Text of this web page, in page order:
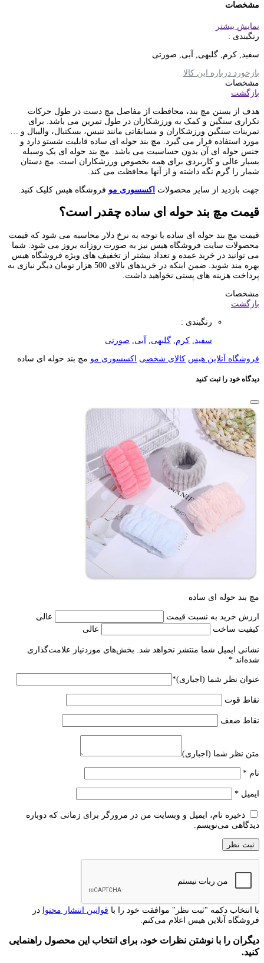
مشخصات
نمایش بیشتر
رنگبندی :
سفید, کرم, گلبهی, آبی, صورتی
بازخورد درباره این کالا
مشخصات
بازگشت
هدف از بستن مچ بند، محافظت از مفاصل مچ دست در طول حرکات
تکراری سنگین و کمک به ورزشکاران در طول تمرین می باشد. برای
تمرینات سنگین ورزشکاران و مسابقاتی مانند تنیس، بسکتبال، والیبال و …
مورد استفاده قرار می گیرد. مچ بند حوله ای ساده قابلیت شستو دارد و
جنس حوله ای آن بدون حساسیت می باشد. مچ بند حوله ای یک وسیله
بسیار عالی و کاربردی برای همه بخصوص ورزشکاران است. مچ دستان
شمار را گرم نگه داشته و از آنها محافظت می کند.
جهت بازدید از سایر محصولات اکسسوری مو فروشگاه هیس کلیک کنید.
قیمت مچ بند حوله ای ساده چقدر است؟
قیمت مچ بند حوله ای ساده با توجه به نرخ دلار محاسبه می شود که قیمت
محصولات سایت فروشگاه هیس نیز به صورت روزانه بروز می شود. شما
می توانید در خرید عمده و تعداد بیشتر از تخفیف های ویژه فروشگاه هیس
بهره مند شوید. ضمن اینکه در خریدهای بالای 500 هزار تومان دیگر نیازی به
پرداخت هزینه های پستی نخواهید داشت.
مشخصات
بازگشت
رنگبندی :
سفید کرم گلبهی آبی صورتی
فروشگاه آنلاین هیس کالای شخصی اکسسوری مو مچ بند حوله ای ساده
دیدگاه خود را ثبت کنید
مچ بند حوله ای ساده
ارزش خرید به نسبت قیمت
عالی
کیفیت ساخت
عالی
نشانی ایمیل شما منتشر نخواهد شد.
بخش‌های موردنیاز علامت‌گذاری
شده‌اند *
عنوان نظر شما (اجباری)*
نقاط قوت
نقاط ضعف
متن نظر شما (اجباری)
نام *
ایمیل *
ذخیره نام، ایمیل و وبسایت من در مرورگر برای زمانی که دوباره
دیدگاهی می‌نویسم.
با انتخاب دکمه "ثبت نظر" موافقت خود را با قوانین انتشار محتوا در
فروشگاه آنلاین هیس اعلام می‌کنم.
دیگران را با نوشتن نظرات خود، برای انتخاب این محصول راهنمایی
کنید.